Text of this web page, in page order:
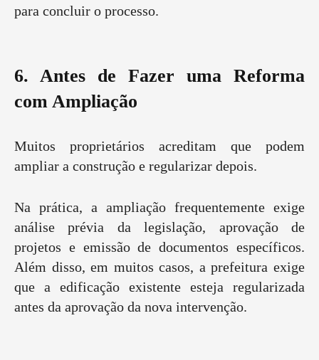
para concluir o processo.
6. Antes de Fazer uma Reforma
com Ampliação
Muitos proprietários acreditam que podem
ampliar a construção e regularizar depois.
Na prática, a ampliação frequentemente exige
análise prévia da legislação, aprovação de
projetos e emissão de documentos específicos.
Além disso, em muitos casos, a prefeitura exige
que a edificação existente esteja regularizada
antes da aprovação da nova intervenção.